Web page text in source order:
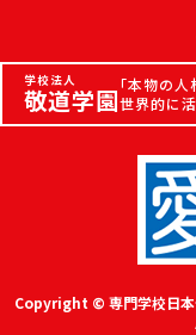
学校法人
敬道学園「本物の人
世界的に活
Copyright © 専門学校日本